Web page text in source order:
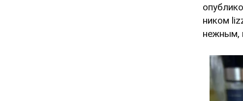
ником
нежным,